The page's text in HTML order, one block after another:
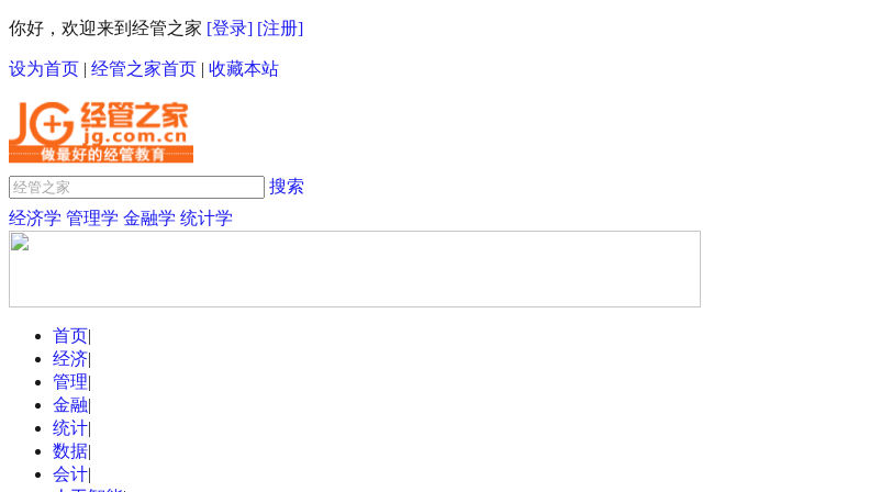
你好，欢迎来到经管之家 [登录] [注册]
设为首页 | 经管之家首页 | 收藏本站
搜索
经济学 管理学 金融学 统计学
首页|
经济|
管理|
金融|
统计|
数据|
会计|